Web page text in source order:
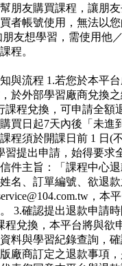
朋友購買課程，讓朋友
者帳號使用，無法以
友想學習，需使用他
程。
與流程 1.若您於本平
於外部學習廠商兌換
課程兌換，可申請全額
買日起7天內後「未進
程須於開課日前 1 日(
習提出申請，始得要求
件主旨：「課程中心
名、訂單編號、欲退
，本
3.確認提出退款申請
程兌換，本平台將與欲
料與學習紀錄查詢，
廠商訂定之退款事項